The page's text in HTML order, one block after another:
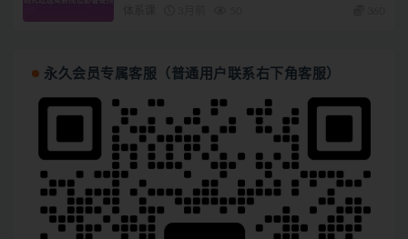
永久会员专属客服（普通用户联系右下角客服）